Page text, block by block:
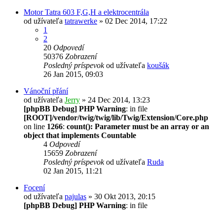
Motor Tatra 603 F,G,H a elektrocentrála
od užívateľa tatrawerke » 02 Dec 2014, 17:22
1
2
20 Odpovedí
50376 Zobrazení
Posledný príspevokod užívateľa koušák
26 Jan 2015, 09:03
Vánoční přání
od užívateľa Jerry » 24 Dec 2014, 13:23
[phpBB Debug] PHP Warning: in file
[ROOT]/vendor/twig/twig/lib/Twig/Extension/Core.php
on line 1266: count(): Parameter must be an array or an
object that implements Countable
4 Odpovedí
15659 Zobrazení
Posledný príspevokod užívateľa Ruda
02 Jan 2015, 11:21
Focení
od užívateľa pajulas » 30 Okt 2013, 20:15
[phpBB Debug] PHP Warning: in file